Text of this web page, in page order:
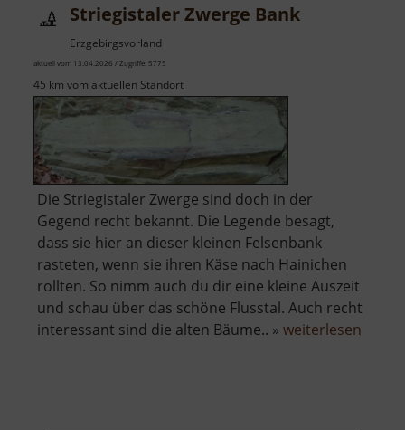
Striegistaler Zwerge Bank
Erzgebirgsvorland
aktuell vom 13.04.2026 / Zugriffe: 5775
45 km vom aktuellen Standort
Die Striegistaler Zwerge sind doch in der
Gegend recht bekannt. Die Legende besagt,
dass sie hier an dieser kleinen Felsenbank
rasteten, wenn sie ihren Käse nach Hainichen
rollten. So nimm auch du dir eine kleine Auszeit
und schau über das schöne Flusstal. Auch recht
interessant sind die alten Bäume.. » weiterlesen